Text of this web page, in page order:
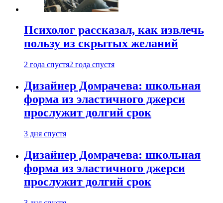
Психолог рассказал, как извлечь
пользу из скрытых желаний
2 года спустя2 года спустя
Дизайнер Домрачева: школьная
форма из эластичного джерси
прослужит долгий срок
3 дня спустя
Дизайнер Домрачева: школьная
форма из эластичного джерси
прослужит долгий срок